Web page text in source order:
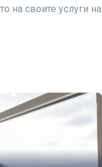
на своите услуги на